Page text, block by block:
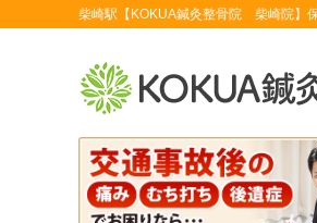
柴崎駅【KOKUA鍼灸整骨院 柴崎院】